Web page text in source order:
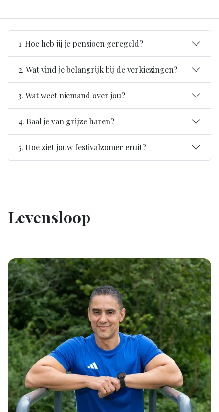
1. Hoe heb jij je pensioen geregeld?
2. Wat vind je belangrijk bij de verkiezingen?
3. Wat weet niemand over jou?
4. Baal je van grijze haren?
5. Hoe ziet jouw festivalzomer eruit?
Levensloop